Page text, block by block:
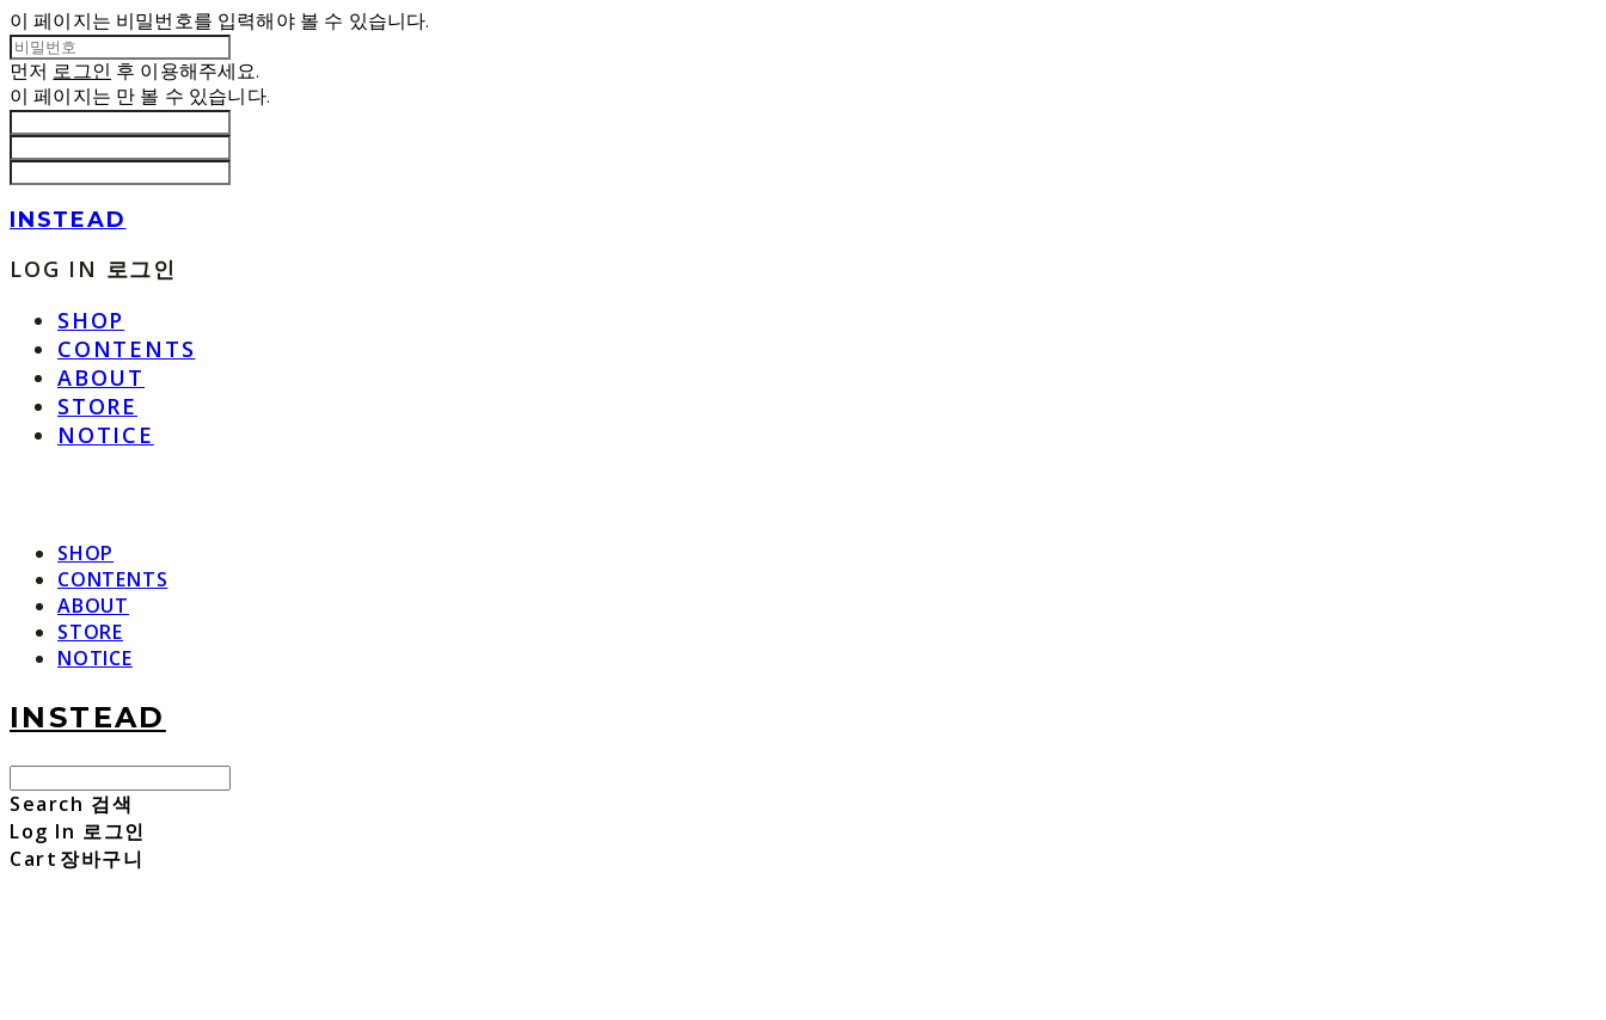
이 페이지는 비밀번호를 입력해야 볼 수 있습니다.
먼저 로그인 후 이용해주세요.
이 페이지는 만 볼 수 있습니다.
INSTEAD
LOG IN 로그인
SHOP
CONTENTS
ABOUT
STORE
NOTICE
SHOP
CONTENTS
ABOUT
STORE
NOTICE
INSTEAD
Search 검색
Log In 로그인
Cart 장바구니